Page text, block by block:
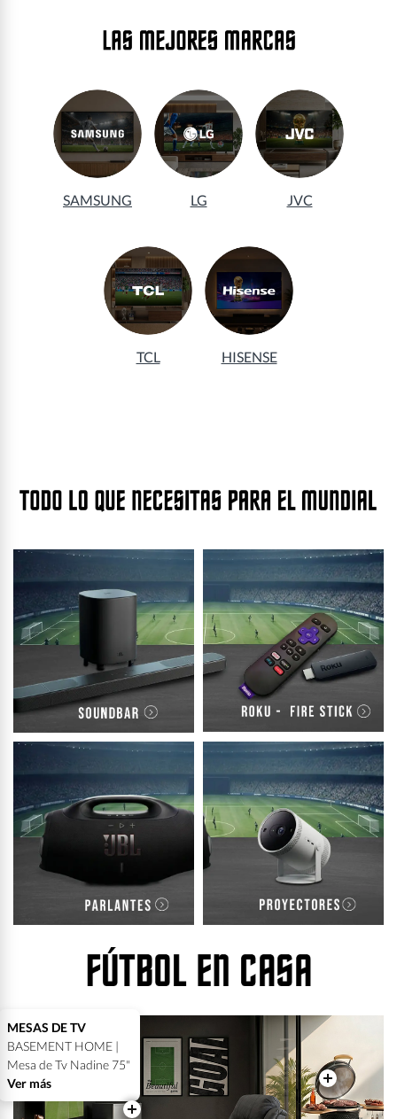
SAMSUNG LG JVC
TCL HISENSE
MESAS DE TV
BASEMENT HOME |
Mesa de Tv Nadine 75"
Ver más